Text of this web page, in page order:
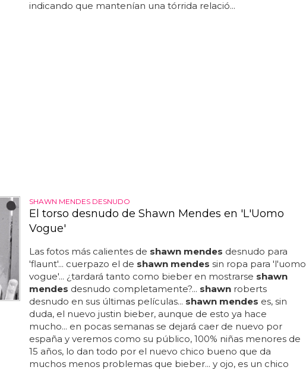
indicando que mantenían una tórrida relació...
SHAWN MENDES DESNUDO
El torso desnudo de Shawn Mendes en 'L'Uomo
Vogue'
Las fotos más calientes de shawn mendes desnudo para
'flaunt'... cuerpazo el de shawn mendes sin ropa para 'l'uomo
vogue'... ¿tardará tanto como bieber en mostrarse shawn
mendes desnudo completamente?... shawnroberts
desnudo en sus últimas películas... shawn mendes es, sin
duda, el nuevo justin bieber, aunque de esto ya hace
mucho... en pocas semanas se dejará caer de nuevo por
españa y veremos como su público, 100% niñas menores de
15 años, lo dan todo por el nuevo chico bueno que da
muchos menos problemas que bieber... y ojo, es un chico